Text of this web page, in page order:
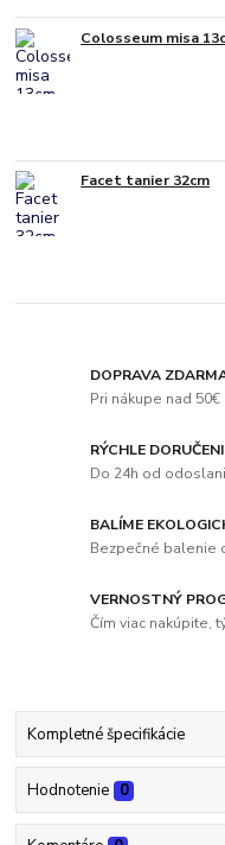
Colosseum misa
Facet tanier 32cm
DOPRAVA
Pri nákupe nad
RÝCHLE
Do 24h od
BALÍME
Bezpečné balenie
VERNOSTNÝ
Čím viac nakúpite,
Kompletné špecifikácie
Hodnotenie 0